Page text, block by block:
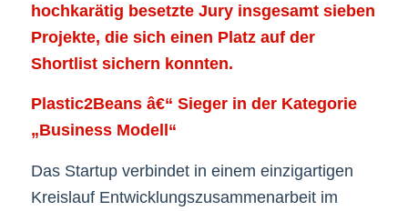
hochkarätig besetzte Jury insgesamt sieben
Projekte, die sich einen Platz auf der
Shortlist sichern konnten.
Plastic2Beans â€“ Sieger in der Kategorie
„Business Modell“
Das Startup verbindet in einem einzigartigen
Kreislauf Entwicklungszusammenarbeit im